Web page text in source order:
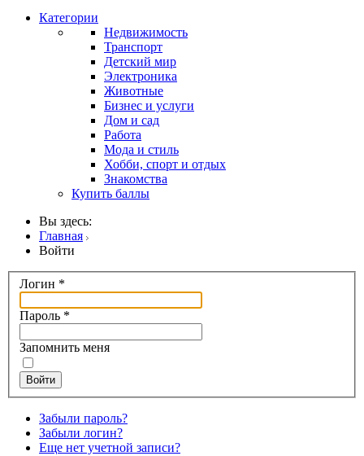
Категории
Недвижимость
Транспорт
Детский мир
Электроника
Животные
Бизнес и услуги
Дом и сад
Работа
Мода и стиль
Хобби, спорт и отдых
Знакомства
Купить баллы
Вы здесь:
Главная
Войти
Логин *
Пароль *
Запомнить меня
Войти
Забыли пароль?
Забыли логин?
Еще нет учетной записи?